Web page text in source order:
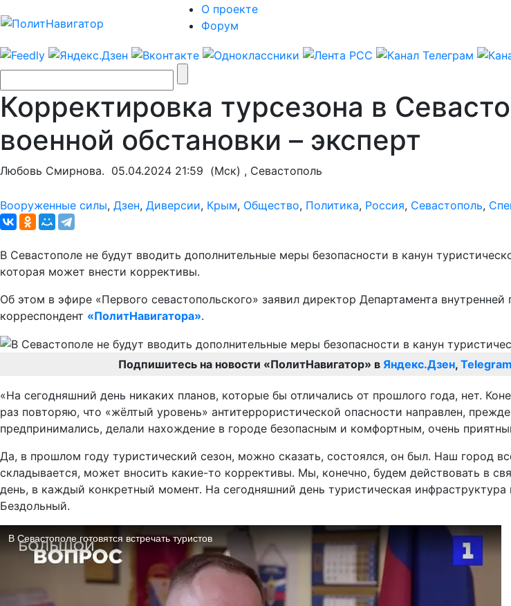
О проекте
Форум
Корректировка турсезона в
военной обстановки – эксперт
Любовь Смирнова. 05.04.2024 21:59 (Мск) , Севастополь
Вооруженные силы, Дзен, Диверсии, Крым, Общество, Политика, Россия, Севастополь,
В Севастополе не будут вводить дополнительные меры безопасности в канун
которая может внести коррективы.
Об этом в эфире «Первого севастопольского» заявил директор Департамента
корреспондент «ПолитНавигатора».
Подпишитесь на новости «ПолитНавигатор» в Яндекс.Дзен, Telegram
«На сегодняшний день никаких планов, которые бы отличались от прошлого года, нет.
раз повторяю, что «жёлтый уровень» антитеррористической опасности направлен,
предпринимались, делали нахождение в городе безопасным и комфортным, очень
Да, в прошлом году туристический сезон, можно сказать, состоялся, он был. Наш город
складывается, может вносить какие-то коррективы. Мы, конечно, будем действовать в
день, в каждый конкретный момент. На сегодняшний день туристическая
Бездольный.